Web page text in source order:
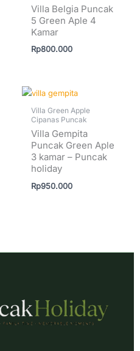
Villa Belgia Puncak
5 Green Aple 4
Kamar
Rp800.000
Villa Green Apple
Cipanas Puncak
Villa Gempita
Puncak Green Aple
3 kamar – Puncak
holiday
Rp950.000